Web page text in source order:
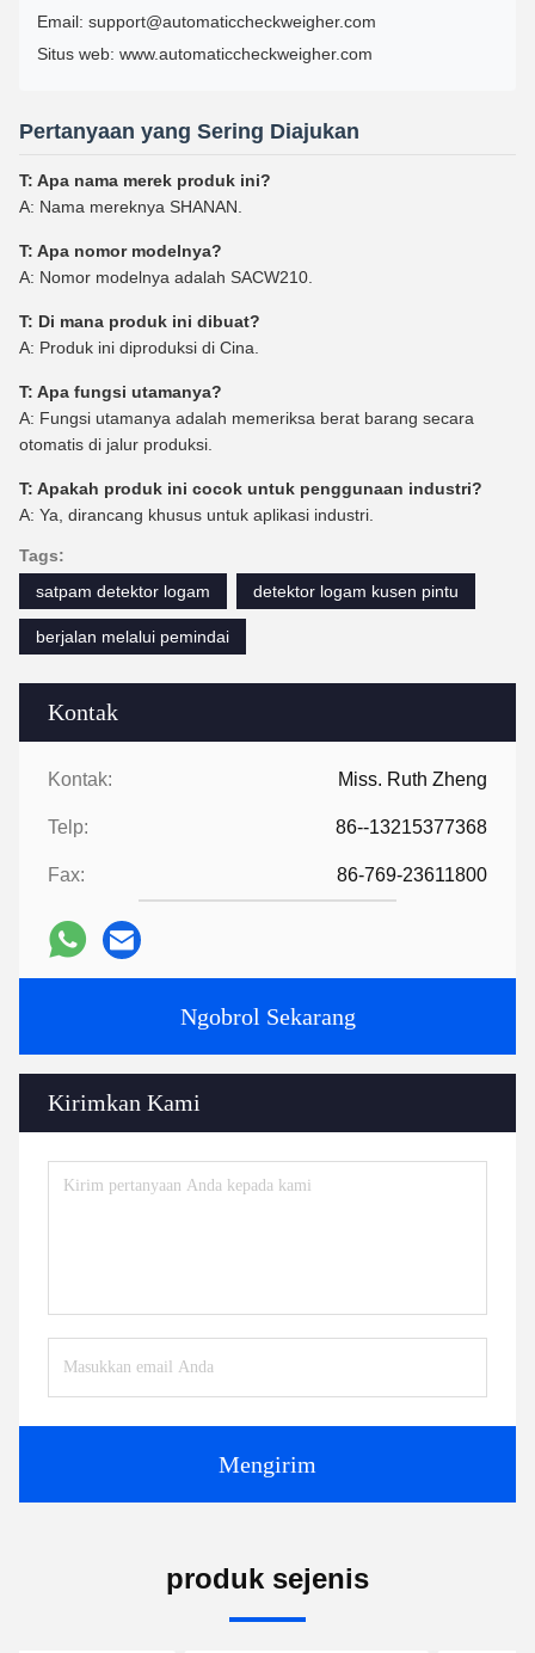
Kontak
Kontak: Miss. Ruth Zheng
Telp: 86--13215377368
Fax: 86-769-23611800
Ngobrol Sekarang
Kirimkan Kami
Mengirim
Email: support@automaticcheckweigher.com
Situs web: www.automaticcheckweigher.com
Pertanyaan yang Sering Diajukan
T: Apa nama merek produk ini?
A: Nama mereknya SHANAN.
T: Apa nomor modelnya?
A: Nomor modelnya adalah SACW210.
T: Di mana produk ini dibuat?
A: Produk ini diproduksi di Cina.
T: Apa fungsi utamanya?
A: Fungsi utamanya adalah memeriksa berat barang secara
otomatis di jalur produksi.
T: Apakah produk ini cocok untuk penggunaan industri?
A: Ya, dirancang khusus untuk aplikasi industri.
Tags:
satpam detektor logam
detektor logam kusen pintu
berjalan melalui pemindai
produk sejenis